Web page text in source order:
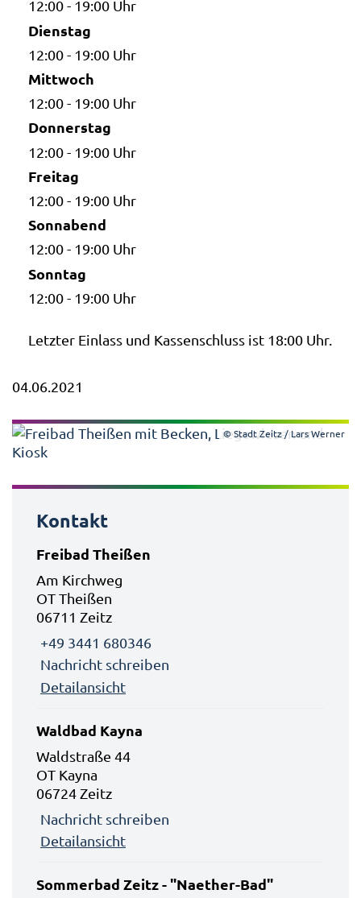
12:00 - 19:00 Uhr
Dienstag
12:00 - 19:00 Uhr
Mittwoch
12:00 - 19:00 Uhr
Donnerstag
12:00 - 19:00 Uhr
Freitag
12:00 - 19:00 Uhr
Sonnabend
12:00 - 19:00 Uhr
Sonntag
12:00 - 19:00 Uhr
Letzter Einlass und Kassenschluss ist 18:00 Uhr.
04.06.2021
© Stadt Zeitz / Lars Werner
Kontakt
Freibad Theißen
Am Kirchweg
OT Theißen
06711 Zeitz
+49 3441 680346
Nachricht schreiben
Detailansicht
Waldbad Kayna
Waldstraße 44
OT Kayna
06724 Zeitz
Nachricht schreiben
Detailansicht
Sommerbad Zeitz - "Naether-Bad"